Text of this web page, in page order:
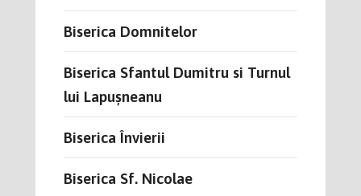
Biserica Domnitelor
Biserica Sfantul Dumitru si Turnul
lui Lapușneanu
Biserica Învierii
Biserica Sf. Nicolae